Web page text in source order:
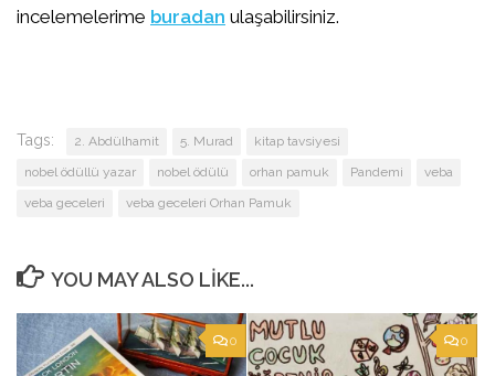
incelemelerime buradan ulaşabilirsiniz.
Tags: 2. Abdülhamit 5. Murad
kitap tavsiyesi
nobel ödüllü yazar
nobel ödülü orhan pamuk Pandemi
veba
veba geceleri
veba geceleri Orhan Pamuk
YOU MAY ALSO LIKE...
0 0